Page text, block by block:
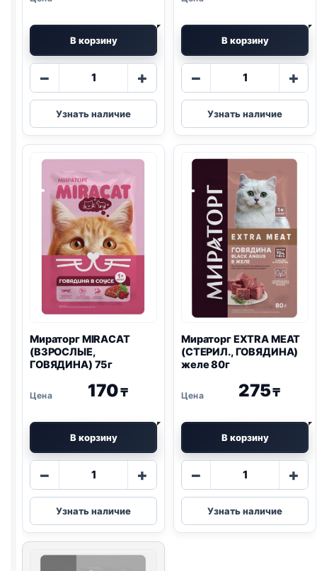
В корзину
−
Количество
Мираторг
MEAT
(ВЗРОСЛЫЕ,
ЯГНЕНОК)
паштет
75г
+
Узнать наличие
В корзину
−
Количество
Мираторг
EXTRA
MEAT
желе
80г
+
Узнать наличие
Мираторг MIRACAT
(ВЗРОСЛЫЕ,
ГОВЯДИНА) 75г
170₸
В корзину
−
Количество
Мираторг
MIRACAT
(ВЗРОСЛЫЕ,
+
Узнать наличие
Мираторг EXTRA MEAT
(СТЕРИЛ., ГОВЯДИНА)
желе 80г
275₸
В корзину
−
Количество
Мираторг
EXTRA
MEAT
+
Узнать наличие